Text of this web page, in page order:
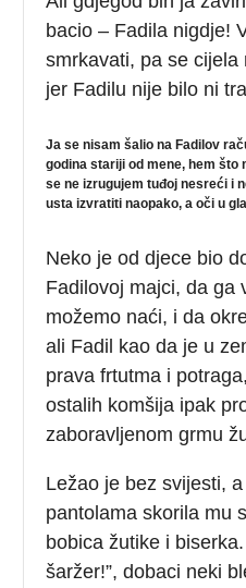
bacio – Fadila nigdje!
smrkavati, pa se
jer Fadilu nije bilo ni
Ja se nisam šalio na Fadilov
godina stariji od mene, hem što
se ne izrugujem tuđoj nesreći i
usta izvratiti naopako, a oči u
Neko je od djece bio
Fadilovoj majci, da ga
možemo naći, i da
ali Fadil kao da je u
prava frtutma i
ostalih komšija ipak
zaboravljenom grmu
Ležao je bez svijesti,
pantolama skorila mu
bobica žutike i
šaržer!”, dobaci neki